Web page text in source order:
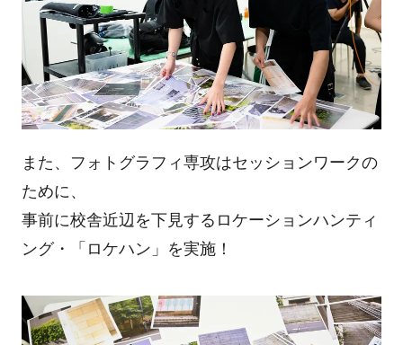
また、フォトグラフィ専攻はセッションワークの
ために、
事前に校舎近辺を下見するロケーションハンティ
ング・「ロケハン」を実施！